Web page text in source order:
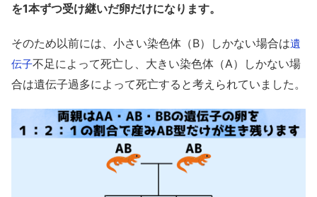
を1本ずつ受け継いだ卵だけになります。
そのため以前には、小さい染色体（B）しかない場合は遺
伝子不足によって死亡し、大きい染色体（A）しかない場
合は遺伝子過多によって死亡すると考えられていました。